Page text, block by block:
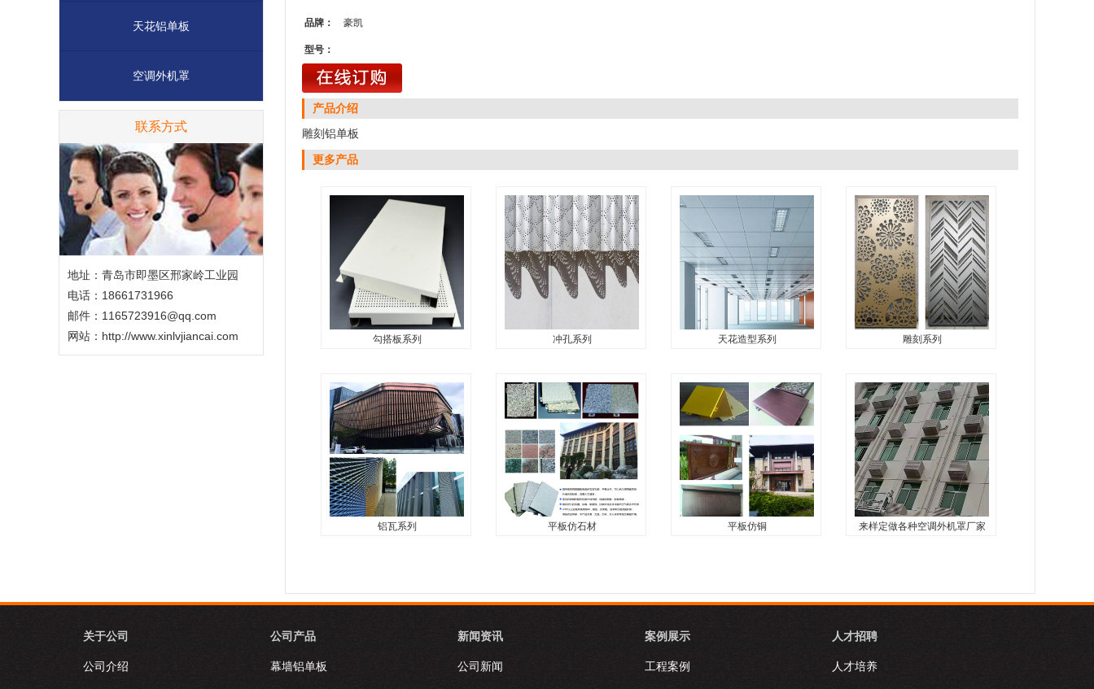
天花铝单板
空调外机罩
联系方式
地址：青岛市即墨区邢家岭工业园
电话：18661731966
邮件：1165723916@qq.com
网站： http://www.xinlvjiancai.com
品牌： 豪凯
型号：
产品介绍
雕刻铝单板
更多产品
勾搭板系列
勾搭板系列...
冲孔系列
冲孔系列...
天花造型系列
天花造型系列...
雕刻系列
雕刻系列...
铝瓦系列 平板仿石材 平板仿铜 来样定做各种空调外机罩厂家
直销...
关于公司
公司介绍
公司产品
幕墙铝单板
新闻资讯
公司新闻
案例展示
工程案例
人才招聘
人才培养